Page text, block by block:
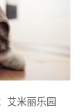
艾米丽乐园